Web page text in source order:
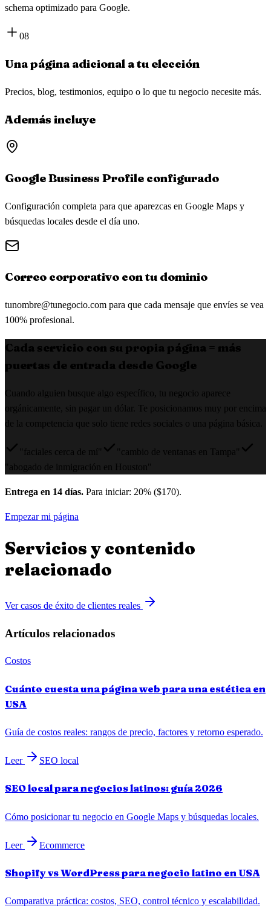
schema optimizado para Google.
08
Una página adicional a tu elección
Precios, blog, testimonios, equipo o lo que tu negocio necesite más.
Además incluye
Google Business Profile configurado
Configuración completa para que aparezcas en Google Maps y
búsquedas locales desde el día uno.
Correo corporativo con tu dominio
tunombre@tunegocio.com para que cada mensaje que envíes se vea
100% profesional.
Cada servicio con su propia página = más
puertas de entrada desde Google
Cuando alguien busque algo específico, tu negocio aparece
orgánicamente, sin pagar un dólar. Te posicionamos muy por encima
de la competencia que solo tiene redes sociales o una página básica.
"faciales cerca de mí"
"cambio de ventanas en Tampa"
"abogado de inmigración en Houston"
Entrega en 14 días. Para iniciar: 20% ($170).
Empezar mi página
Servicios y contenido
relacionado
Ver casos de éxito de clientes reales
Artículos relacionados
Costos
Cuánto cuesta una página web para una estética en
USA
Guía de costos reales: rangos de precio, factores y retorno esperado.
Leer SEO local
SEO local para negocios latinos: guía 2026
Cómo posicionar tu negocio en Google Maps y búsquedas locales.
Leer Ecommerce
Shopify vs WordPress para negocio latino en USA
Comparativa práctica: costos, SEO, control técnico y escalabilidad.